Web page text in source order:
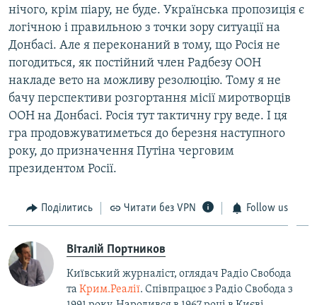
нічого, крім піару, не буде. Українська пропозиція є
логічною і правильною з точки зору ситуації на
Донбасі. Але я переконаний в тому, що Росія не
погодиться, як постійний член Радбезу ООН
накладе вето на можливу резолюцію. Тому я не
бачу перспективи розгортання місії миротворців
ООН на Донбасі. Росія тут тактичну гру веде. І ця
гра продовжуватиметься до березня наступного
року, до призначення Путіна черговим
президентом Росії.
Поділитись Читати без VPN Follow us
Віталій Портников
Київський журналіст, оглядач Радіо Свобода
та Крим.Реалії. Співпрацює з Радіо Свобода з